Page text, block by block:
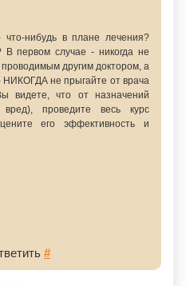
что-нибудь в плане лечения?
первом случае - никогда не
другим доктором, а
НИКОГДА не прыгайте от врача
видете, что от назначений
проведите весь курс
его эффективность и
#